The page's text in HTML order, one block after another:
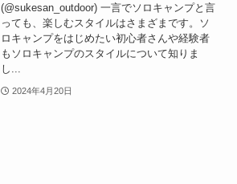
(@sukesan_outdoor) 一言でソロキャンプと言
っても、楽しむスタイルはさまざまです。ソ
ロキャンプをはじめたい初心者さんや経験者
もソロキャンプのスタイルについて知りま
し...
2024年4月20日